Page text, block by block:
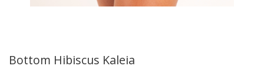
Bottom Hibiscus Kaleia